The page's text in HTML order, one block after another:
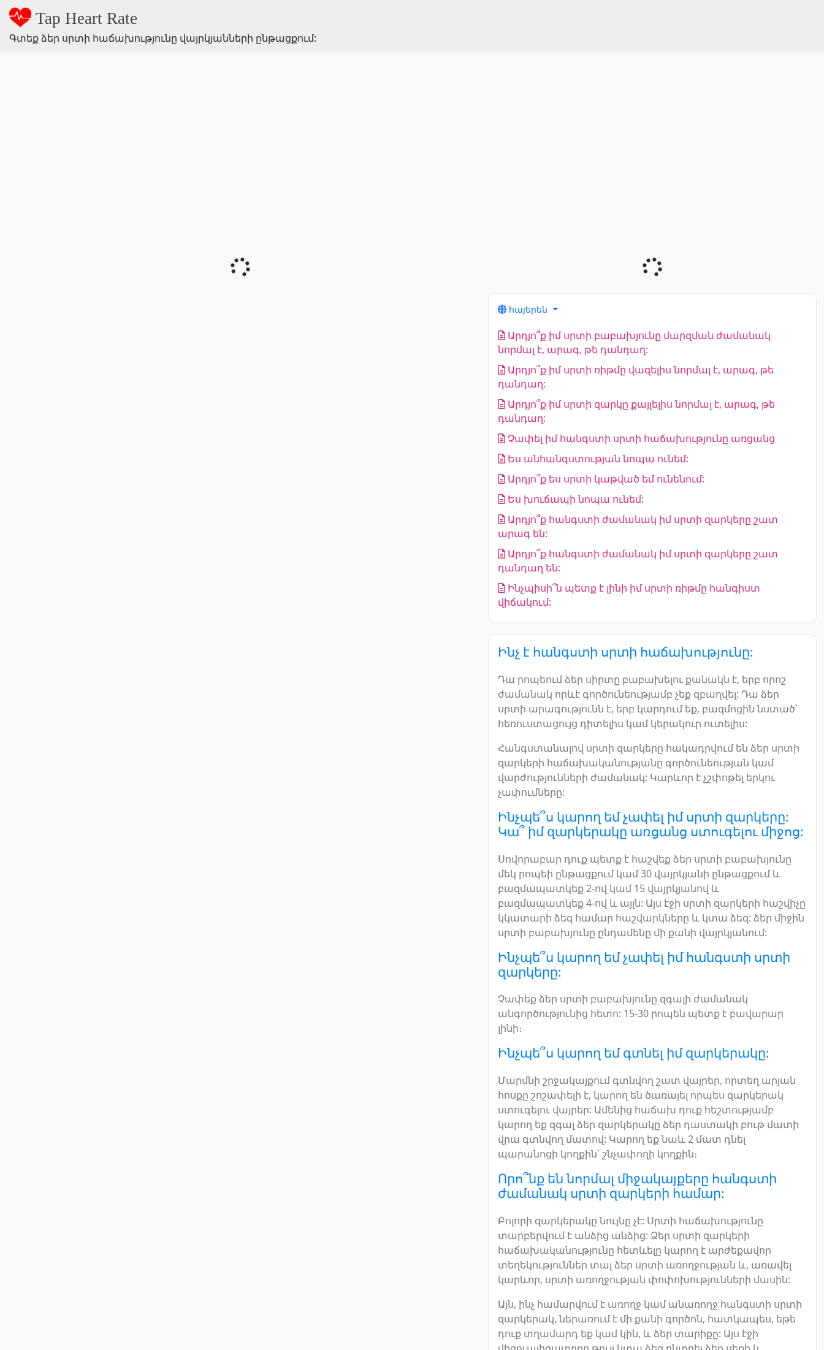
Tap Heart Rate
Գտեք ձեր սրտի հաճախությունը վայրկյանների ընթացքում:
հայերեն
Արդյո՞ք իմ սրտի բաբախյունը մարզման ժամանակ
նորմալ է, արագ, թե դանդաղ:
Արդյո՞ք իմ սրտի ռիթմը վազելիս նորմալ է, արագ, թե
դանդաղ:
Արդյո՞ք իմ սրտի զարկը քայլելիս նորմալ է, արագ, թե
դանդաղ:
Չափել իմ հանգստի սրտի հաճախությունը առցանց
Ես անհանգստության նոպա ունեմ:
Արդյո՞ք ես սրտի կաթված եմ ունենում:
Ես խուճապի նոպա ունեմ:
Արդյո՞ք հանգստի ժամանակ իմ սրտի զարկերը շատ
արագ են:
Արդյո՞ք հանգստի ժամանակ իմ սրտի զարկերը շատ
դանդաղ են:
Ինչպիսի՞ն պետք է լինի իմ սրտի ռիթմը հանգիստ
վիճակում:
Ինչ է հանգստի սրտի հաճախությունը:
Դա րոպեում ձեր սիրտը բաբախելու քանակն է, երբ որոշ
ժամանակ որևէ գործունեությամբ չեք զբաղվել: Դա ձեր
սրտի արագությունն է, երբ կարդում եք, բազմոցին նստած՝
հեռուստացույց դիտելիս կամ կերակուր ուտելիս:
Հանգստանալով սրտի զարկերը հակադրվում են ձեր սրտի
զարկերի հաճախականությանը գործունեության կամ
վարժությունների ժամանակ: Կարևոր է չշփոթել երկու
չափումները:
Ինչպե՞ս կարող եմ չափել իմ սրտի զարկերը:
Կա՞ իմ զարկերակը առցանց ստուգելու միջոց:
Սովորաբար դուք պետք է հաշվեք ձեր սրտի բաբախյունը
մեկ րոպեի ընթացքում կամ 30 վայրկյանի ընթացքում և
բազմապատկեք 2-ով կամ 15 վայրկյանով և
բազմապատկեք 4-ով և այլն: Այս էջի սրտի զարկերի հաշվիչը
կկատարի ձեզ համար հաշվարկները և կտա ձեզ: ձեր միջին
սրտի բաբախյունը ընդամենը մի քանի վայրկյանում:
Ինչպե՞ս կարող եմ չափել իմ հանգստի սրտի
զարկերը:
Չափեք ձեր սրտի բաբախյունը զգալի ժամանակ
անգործությունից հետո: 15-30 րոպեն պետք է բավարար
լինի։
Ինչպե՞ս կարող եմ գտնել իմ զարկերակը:
Մարմնի շրջակայքում գտնվող շատ վայրեր, որտեղ արյան
հոսքը շոշափելի է, կարող են ծառայել որպես զարկերակ
ստուգելու վայրեր: Ամենից հաճախ դուք հեշտությամբ
կարող եք զգալ ձեր զարկերակը ձեր դաստակի բութ մատի
վրա գտնվող մատով: Կարող եք նաև 2 մատ դնել
պարանոցի կողքին՝ շնչափողի կողքին։
Որո՞նք են նորմալ միջակայքերը հանգստի
ժամանակ սրտի զարկերի համար:
Բոլորի զարկերակը նույնը չէ: Սրտի հաճախությունը
տարբերվում է անձից անձից: Ձեր սրտի զարկերի
հաճախականությունը հետևելը կարող է արժեքավոր
տեղեկություններ տալ ձեր սրտի առողջության և, առավել
կարևոր, սրտի առողջության փոփոխությունների մասին:
Այն, ինչ համարվում է առողջ կամ անառողջ հանգստի սրտի
զարկերակ, ներառում է մի քանի գործոն, հատկապես, եթե
դուք տղամարդ եք կամ կին, և ձեր տարիքը: Այս էջի